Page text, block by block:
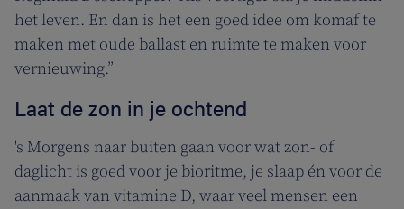
het leven. En dan is het een goed idee om komaf te
maken met oude ballast en ruimte te maken voor
vernieuwing.”
Laat de zon in je ochtend
's Morgens naar buiten gaan voor wat zon- of
daglicht is goed voor je bioritme, je slaap én voor de
aanmaak van vitamine D, waar veel mensen een